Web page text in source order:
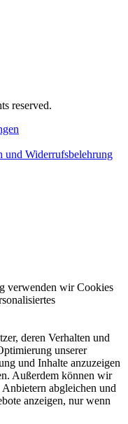
reserved.
und Widerrufsbelehrung
verwenden wir Cookies
deren Verhalten und
unserer
und Inhalte anzuzeigen
Außerdem können wir
abgleichen und
anzeigen, nur wenn